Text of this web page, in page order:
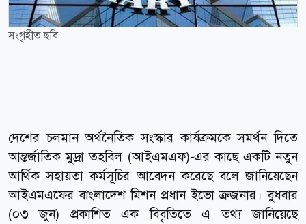
সংগৃহীত ছবি
দেশের চলমান অর্থনৈতিক সংস্কার কার্যক্রমকে সমর্থন দিতে
আন্তর্জাতিক মুদ্রা তহবিল (আইএমএফ)-এর কাছে একটি নতুন
আর্থিক সহায়তা কর্মসূচির আবেদন করেছে বলে জানিয়েছেন
আইএমএফের বাংলাদেশ মিশন প্রধান ইভো ক্রজনার। বুধবার
(০৩ জুন) প্রকাশিত এক বিবৃতিতে এ তথ্য জানিয়েছে